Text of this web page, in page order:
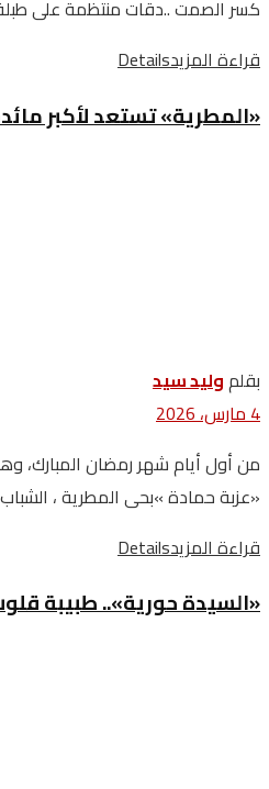
‬كسر‭ ‬الصمت‭.. ‬دقات‭ ‬منتظمة‭ ‬على‭ ‬طبلة‭ ‬صغيرة،‭ ‬يعقبها‭ ‬نداء‭...
قراءة المزيدDetails
«المطرية» تستعد لأكبر
بقلموليد سيد
4 مارس، 2026
‬‮«‬عزبة‭ ‬حمادة‮»‬‭ ‬بحى‭ ‬المطرية‭ ‬،‭ ‬الشباب‭ ‬يفترشون‭ ‬الطرقات‭...
قراءة المزيدDetails
«السيدة حورية».. طبيبة